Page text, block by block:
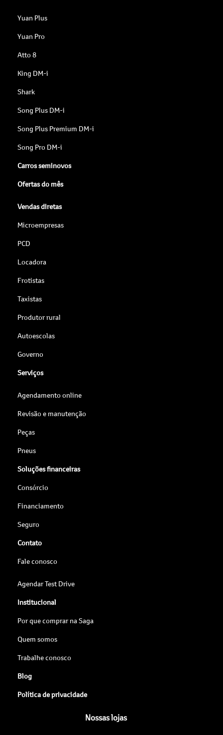
Yuan Plus
Yuan Pro
Atto 8
King DM-i
Shark
Song Plus DM-i
Song Plus Premium DM-i
Song Pro DM-i
Carros seminovos
Ofertas do mês
Vendas diretas
Microempresas
PCD
Locadora
Frotistas
Taxistas
Produtor rural
Autoescolas
Governo
Serviços
Agendamento online
Revisão e manutenção
Peças
Pneus
Soluções financeiras
Consórcio
Financiamento
Seguro
Contato
Fale conosco
Agendar Test Drive
Institucional
Por que comprar na Saga
Quem somos
Trabalhe conosco
Blog
Política de privacidade
Nossas lojas